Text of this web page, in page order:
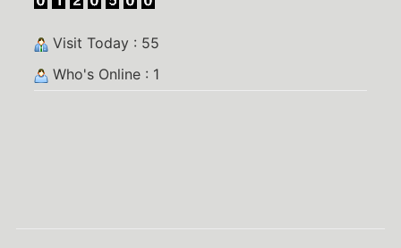
Visit Today : 55
Who's Online : 1